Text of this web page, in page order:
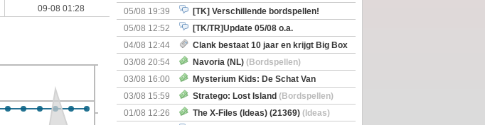
09-08 01:28
Nemesis Retaliation, Zombicide Invader)
05/08 19:39
[TK] Verschillende bordspellen!
05/08 12:52
[TK/TR]Update 05/08 o.a.
Prijsverlagingen, Imperium Horizons, 20 Strong
04/08 12:44
Clank bestaat 10 jaar en krijgt Big Box
+ nieuwe uitbreiding
03/08 20:54 Navoria (NL) (Bordspellen)
03/08 16:00
Mysterium Kids: De Schat Van
Kapitein Boe
(Bordspellen)
03/08 15:59 Stratego: Lost Island (Bordspellen)
01/08 12:26
The X-Files (Ideas) (21369) (Ideas)